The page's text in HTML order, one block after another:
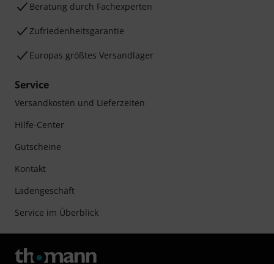
Beratung durch Fachexperten
Zufriedenheitsgarantie
Europas größtes Versandlager
Service
Versandkosten und Lieferzeiten
Hilfe-Center
Gutscheine
Kontakt
Ladengeschäft
Service im Überblick